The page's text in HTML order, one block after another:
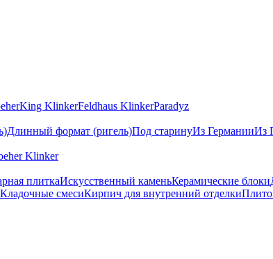
King KlinkerFeldhaus KlinkerParadyz
Длинный формат (ригель)Под старинуИз ГерманииИз
Klinker
плиткаИскусственный каменьКерамические блоки
Кладочные смесиКирпич для внутренний отделки